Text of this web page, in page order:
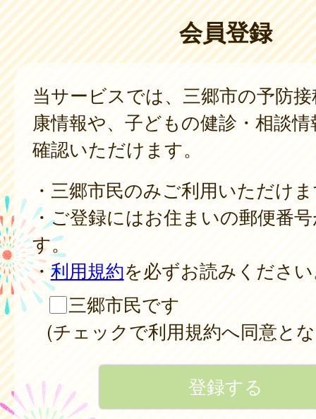
会員登録
当サービスでは、三郷市の予防
康情報や、子どもの健診・相談
確認いただけます。
・三郷市民のみご利用いただけ
・ご登録にはお住まいの郵便番
す。
・利用規約を必ずお読みくださ
三郷市民です
(チェックで利用規約へ同意と